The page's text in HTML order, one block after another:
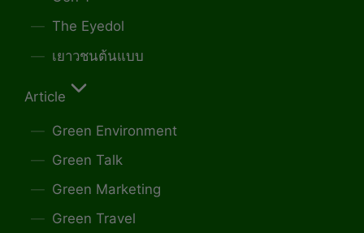
The Eyedol
เยาวชนต้นแบบ
Article
Green Environment
Green Talk
Green Marketing
Green Travel